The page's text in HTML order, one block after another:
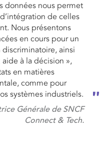
données nous permet
de celles
Nous présentons
en cours pour un
ainsi
à la décision »,
en matières
comme pour
systèmes industriels.
Générale de SNCF
Connect & Tech.